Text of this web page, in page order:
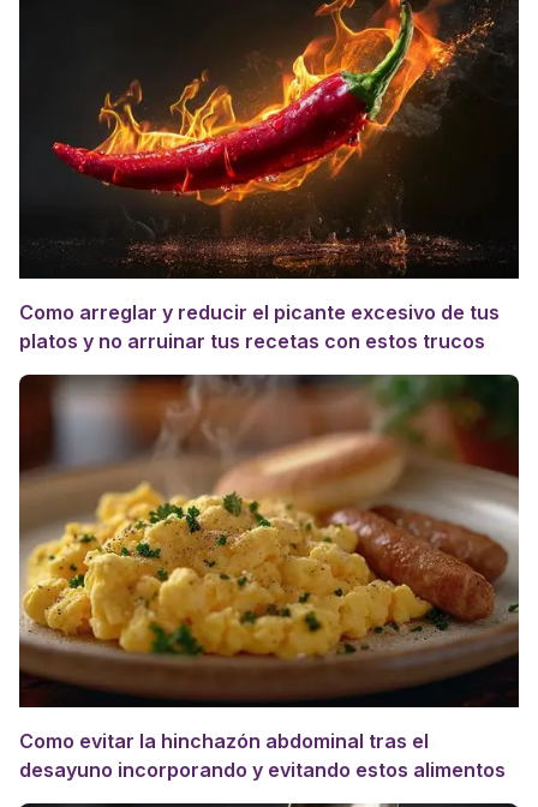
Como arreglar y reducir el picante excesivo de tus
platos y no arruinar tus recetas con estos trucos
Como evitar la hinchazón abdominal tras el
desayuno incorporando y evitando estos alimentos